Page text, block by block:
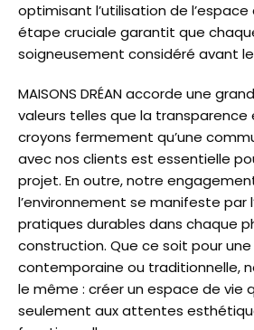
optimisant l’utilisation de
étape cruciale garantit que
soigneusement considéré avant
MAISONS DRÉAN accorde une
valeurs telles que la transparence
croyons fermement qu’une
avec nos clients est essentielle
projet. En outre, notre
l’environnement se manifeste par
pratiques durables dans chaque
construction. Que ce soit pour
contemporaine ou traditionnelle,
le même : créer un espace de vie
seulement aux attentes